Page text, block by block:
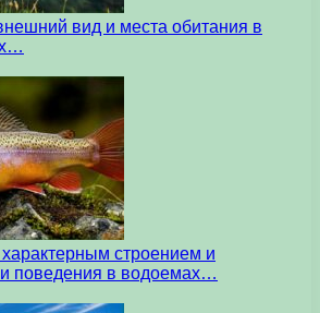
вид и места обитания в
строением и
поведения в водоемах…